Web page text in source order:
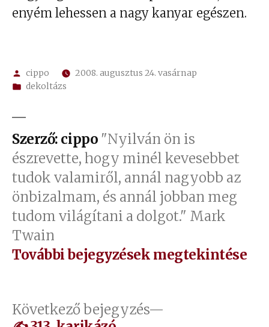
enyém lehessen a nagy kanyar egészen.
Szerző:
cippo
2008. augusztus 24. vasárnap
Kategória:
dekoltázs
Szerző: cippo "Nyilván ön is
észrevette, hogy minél kevesebbet
tudok valamiről, annál nagyobb az
önbizalmam, és annál jobban meg
tudom világítani a dolgot." Mark
Twain
További bejegyzések megtekintése
Bejegyzés
Következő bejegyzés